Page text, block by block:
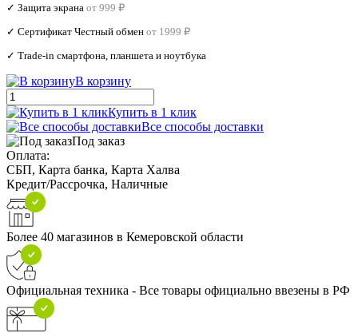
✓ Защита экрана от 999 ₽
✓ Сертификат Честный обмен от 1999 ₽
✓ Trade‑in смартфона, планшета и ноутбука
В корзину
Купить в 1 клик
Все способы доставки
Под заказ
Оплата:
СБП, Карта банка, Карта Халва
Кредит/Рассрочка, Наличные
Более 40 магазинов в Кемеровской области
Официальная техника - Все товары официально ввезены в РФ